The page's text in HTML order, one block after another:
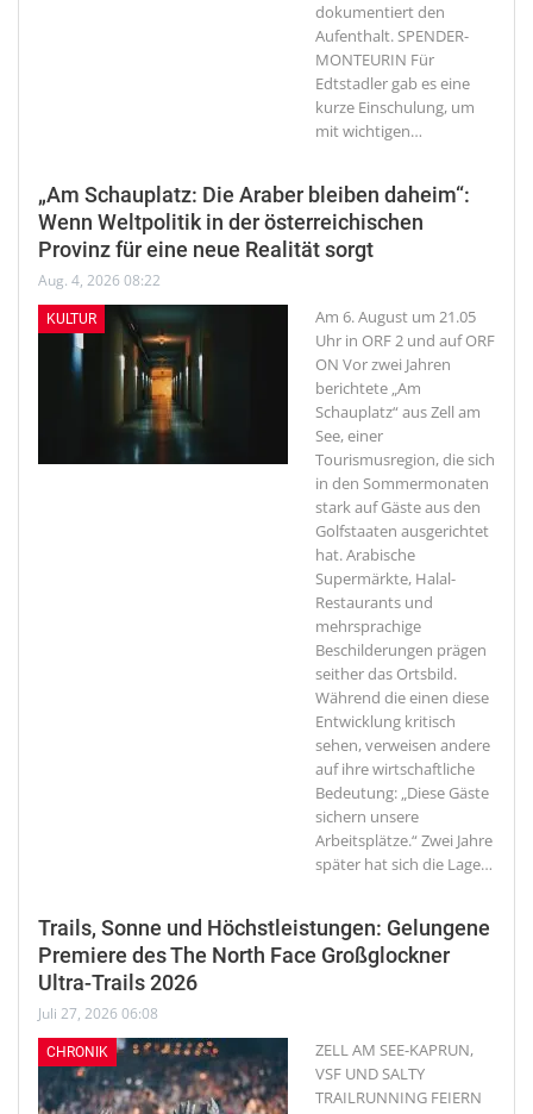
dokumentiert den
Aufenthalt. SPENDER-
MONTEURIN Für
Edtstadler gab es eine
kurze Einschulung, um
mit wichtigen…
„Am Schauplatz: Die Araber bleiben daheim“:
Wenn Weltpolitik in der österreichischen
Provinz für eine neue Realität sorgt
Aug. 4, 2026 08:22
KULTUR
Am 6. August um 21.05
Uhr in ORF 2 und auf ORF
ON Vor zwei Jahren
berichtete „Am
Schauplatz“ aus Zell am
See, einer
Tourismusregion, die sich
in den Sommermonaten
stark auf Gäste aus den
Golfstaaten ausgerichtet
hat. Arabische
Supermärkte, Halal-
Restaurants und
mehrsprachige
Beschilderungen prägen
seither das Ortsbild.
Während die einen diese
Entwicklung kritisch
sehen, verweisen andere
auf ihre wirtschaftliche
Bedeutung: „Diese Gäste
sichern unsere
Arbeitsplätze.“ Zwei Jahre
später hat sich die Lage…
Trails, Sonne und Höchstleistungen: Gelungene
Premiere des The North Face Großglockner
Ultra-Trails 2026
Juli 27, 2026 06:08
CHRONIK
ZELL AM SEE-KAPRUN,
VSF UND SALTY
TRAILRUNNING FEIERN